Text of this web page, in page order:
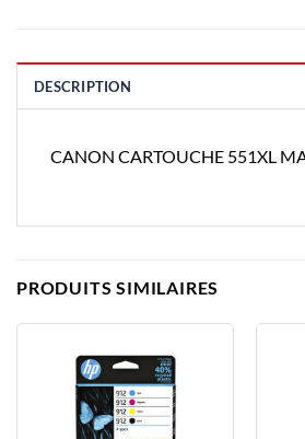
DESCRIPTION
CANON CARTOUCHE 551XL
PRODUITS SIMILAIRES